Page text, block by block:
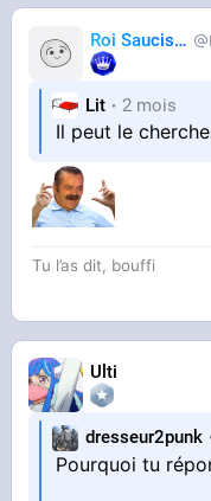
Roi Saucisse
Lit 2 mois
Il peut le
Tu l’as dit, bouffi
Ulti
dresseur2punk
Pourquoi tu